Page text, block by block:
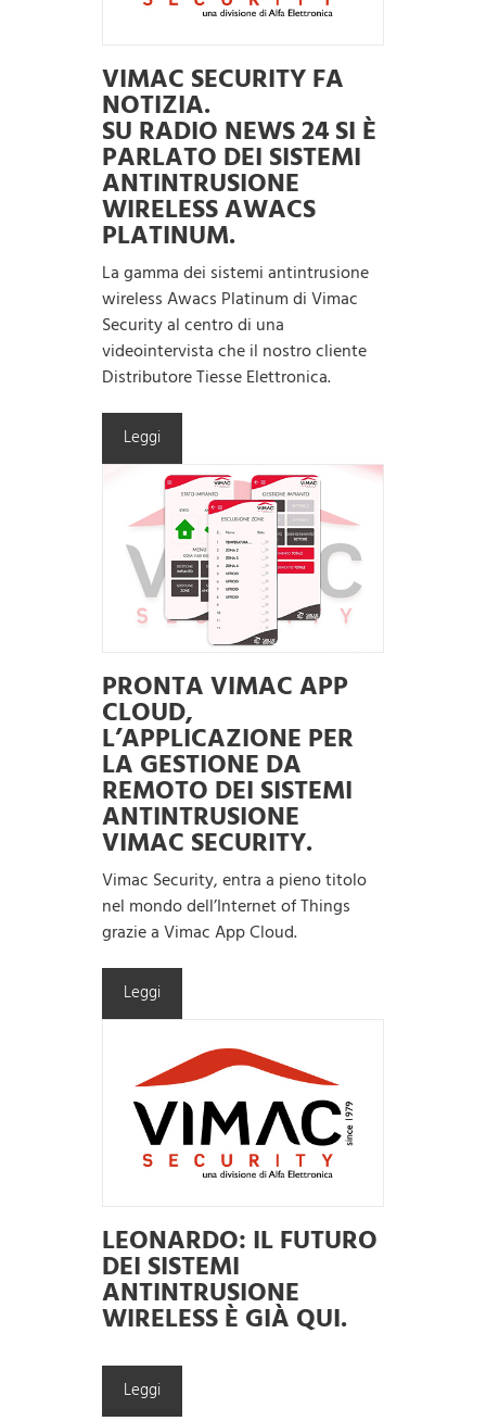
VIMAC SECURITY FA
NOTIZIA.
SU RADIO NEWS 24 SI È
PARLATO DEI SISTEMI
ANTINTRUSIONE
WIRELESS AWACS
PLATINUM.
La gamma dei sistemi antintrusione
wireless Awacs Platinum di Vimac
Security al centro di una
videointervista che il nostro cliente
Distributore Tiesse Elettronica.
Leggi
PRONTA VIMAC APP
CLOUD,
L’APPLICAZIONE PER
LA GESTIONE DA
REMOTO DEI SISTEMI
ANTINTRUSIONE
VIMAC SECURITY.
Vimac Security, entra a pieno titolo
nel mondo dell’Internet of Things
grazie a Vimac App Cloud.
Leggi
LEONARDO: IL FUTURO
DEI SISTEMI
ANTINTRUSIONE
WIRELESS È GIÀ QUI.
Leggi